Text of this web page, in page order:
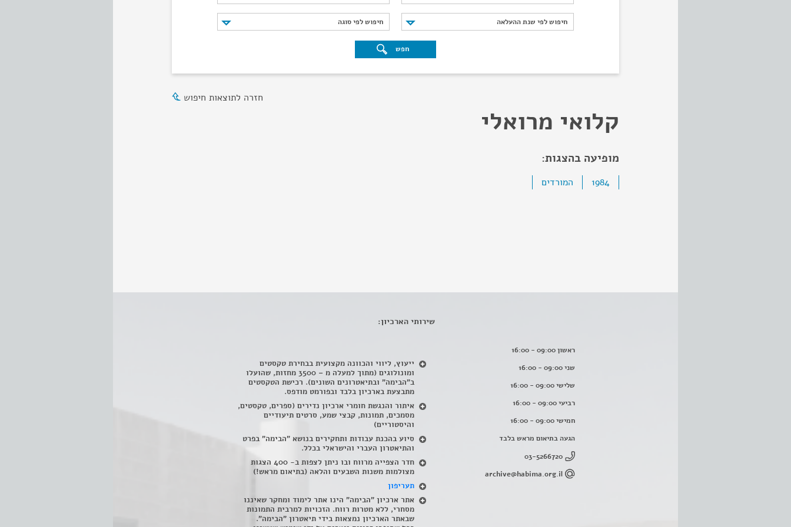
חיפוש לפי שנת ההעלאה
חיפוש לפי שנת ההעלאה חיפוש לפי סוגה
חיפוש לפי סוגה
חפש
חזרה לתוצאות חיפוש
קלואי מרואלי
מופיעה בהצגות:
1984 המורדים
ראשון 09:00 - 16:00
שני 09:00 - 16:00
שלישי 09:00 - 16:00
רביעי 09:00 - 16:00
חמישי 09:00 - 16:00
הגעה בתיאום מראש בלבד
03-5266720
archive@habima.org.il
שירותי הארכיון:
ייעוץ, ליווי והכוונה מקצועית בבחירת טקסטים
ומונולוגים (מתוך למעלה מ – 3500 מחזות, שהועלו
ב"הבימה" ובתיאטרונים השונים). רכישת הטקסטים
מתבצעת בארכיון בלבד ובפורמט מודפס.
איתור והנגשת חומרי ארכיון נדירים (ספרים, טקסטים,
מסמכים, תמונות, קבצי שמע, סרטים תיעודיים
והיסטוריים)
סיוע בהכנת עבודות ותחקירים בנושא "הבימה" בפרט
והתיאטרון העברי והישראלי בכלל.
חדר הצפייה מרווח ובו ניתן לצפות ב- 400 הצגות
מצולמות משנות השבעים והלאה (בתיאום מראש!)
תעריפון
אתר ארכיון "הבימה" הינו אתר לימוד ומחקר שאיננו
מסחרי, ללא מטרות רווח. הזכויות למרבית התמונות
שבאתר הארכיון נמצאות בידי תיאטרון "הבימה".